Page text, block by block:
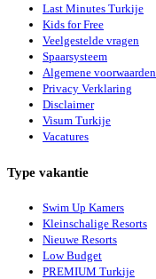
Last Minutes Turkije
Kids for Free
Veelgestelde vragen
Spaarsysteem
Algemene voorwaarden
Privacy Verklaring
Disclaimer
Visum Turkije
Vacatures
Type vakantie
Swim Up Kamers
Kleinschalige Resorts
Nieuwe Resorts
Low Budget
PREMIUM Turkije